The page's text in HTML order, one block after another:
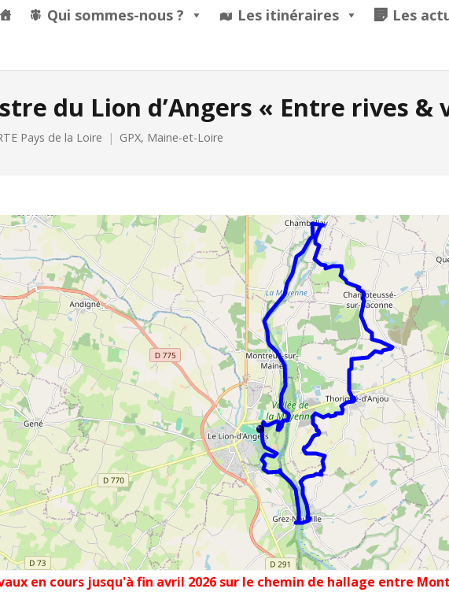
Qui sommes-nous ? Les itinéraires Les
du Lion d’Angers « Entre rives &
Pays de la Loire GPX, Maine-et-Loire
en cours jusqu'à fin avril 2026 sur le chemin de hallage entre